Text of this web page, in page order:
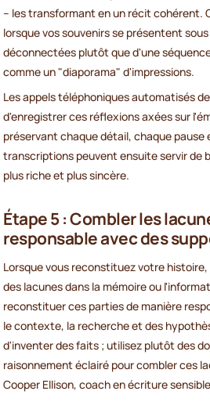
– les transformant en un récit cohérent.
lorsque vos souvenirs se présentent
déconnectées plutôt que d'une
comme un "diaporama" d'impressions.
Les appels téléphoniques automatisés
d'enregistrer ces réflexions axées sur
préservant chaque détail, chaque pause
transcriptions peuvent ensuite servir de
plus riche et plus sincère.
Étape 5 : Combler les
responsable avec des
Lorsque vous reconstituez votre
des lacunes dans la mémoire ou
reconstituer ces parties de manière
le contexte, la recherche et des
d'inventer des faits ; utilisez plutôt des
raisonnement éclairé pour combler ces
Cooper Ellison, coach en écriture